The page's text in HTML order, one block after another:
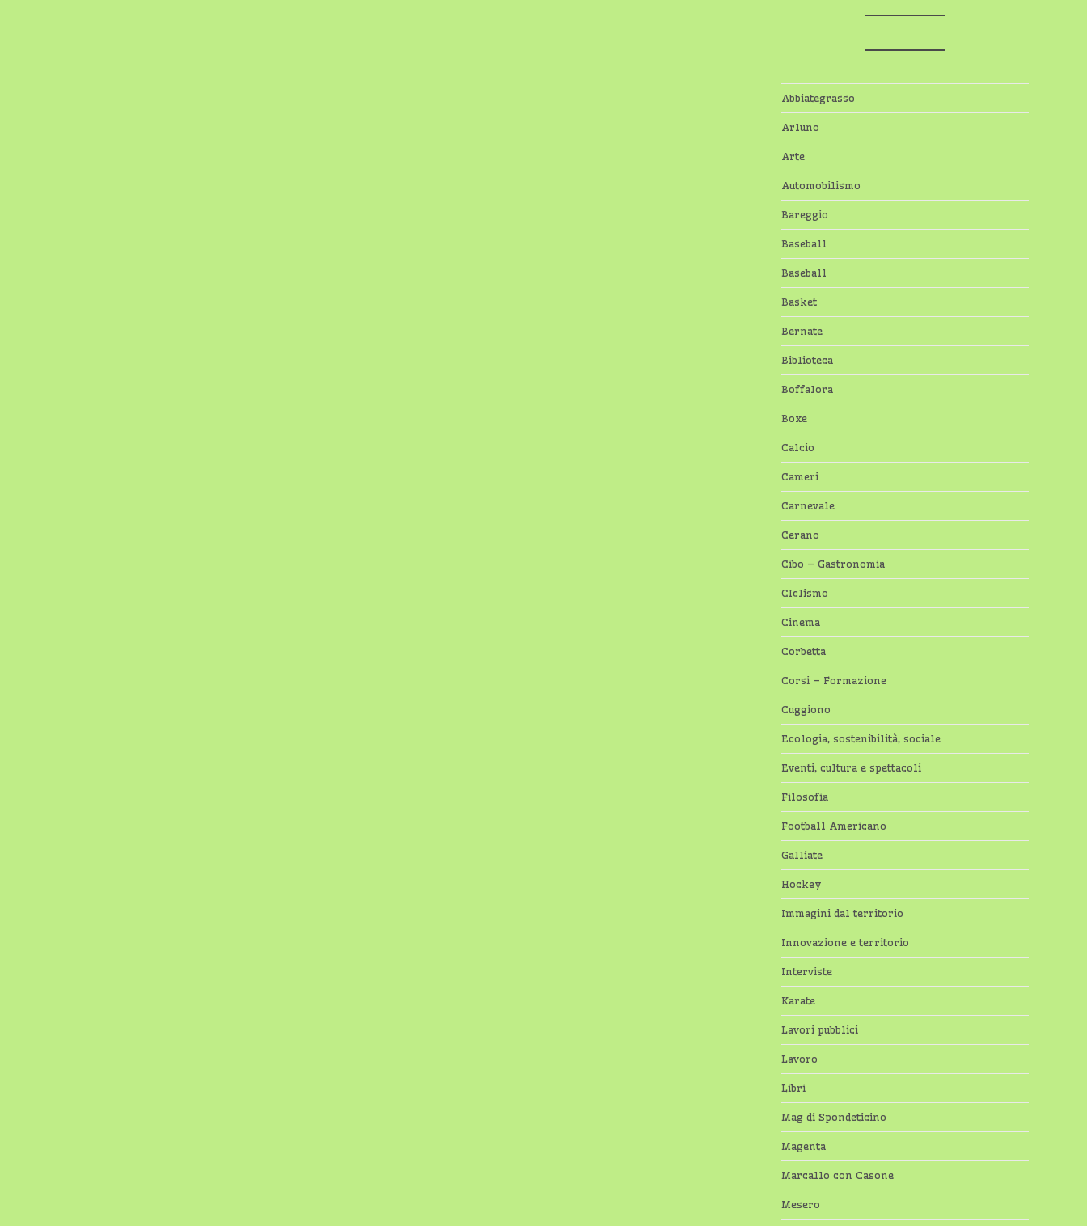
Abbiategrasso
Arluno
Arte
Automobilismo
Bareggio
Baseball
Baseball
Basket
Bernate
Biblioteca
Boffalora
Boxe
Calcio
Cameri
Carnevale
Cerano
Cibo – Gastronomia
CIclismo
Cinema
Corbetta
Corsi – Formazione
Cuggiono
Ecologia, sostenibilità, sociale
Eventi, cultura e spettacoli
Filosofia
Football Americano
Galliate
Hockey
Immagini dal territorio
Innovazione e territorio
Interviste
Karate
Lavori pubblici
Lavoro
Libri
Mag di Spondeticino
Magenta
Marcallo con Casone
Mesero